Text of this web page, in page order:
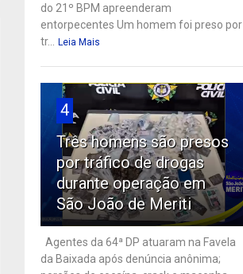
do 21º BPM apreenderam
entorpecentes Um homem foi preso por
tr...
Leia Mais
4
Três homens são presos
por tráfico de drogas
durante operação em
São João de Meriti
Agentes da 64ª DP atuaram na Favela
da Baixada após denúncia anônima;